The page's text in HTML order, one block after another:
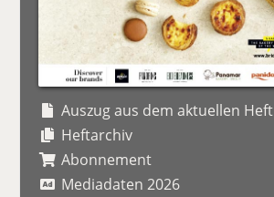
Auszug aus dem aktuellen Heft
Heftarchiv
Abonnement
Mediadaten 2026